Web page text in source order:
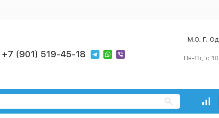
+7 (901) 519-45-18
М.О. Г.
Пн-Пт, с